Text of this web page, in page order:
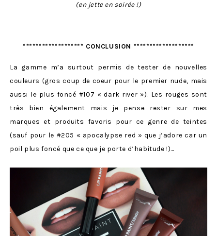
(en jette en soirée !)
******************* CONCLUSION *******************
La gamme m’a surtout permis de tester de nouvelles
couleurs (gros coup de coeur pour le premier nude, mais
aussi le plus foncé #107 « dark river »). Les rouges sont
très bien également mais je pense rester sur mes
marques et produits favoris pour ce genre de teintes
(sauf pour le #205 « apocalypse red » que j’adore car un
poil plus foncé que ce que je porte d’habitude !)…